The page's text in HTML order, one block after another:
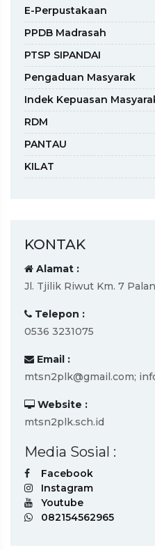
E-Perpustakaan
PPDB Madrasah
PTSP SIPANDAI
Pengaduan Masyarak
Indek Kepuasan
RDM
PANTAU
KILAT
KONTAK
Alamat :
Jl. Tjilik Riwut Km. 7
Telepon :
0536 3231075
Email :
mtsn2plk@gmail.com;
Website :
mtsn2plk.sch.id
Media Sosial :
Facebook
Instagram
Youtube
082154562965